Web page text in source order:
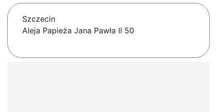
Szczecin
Aleja Papieża Jana Pawła II 50